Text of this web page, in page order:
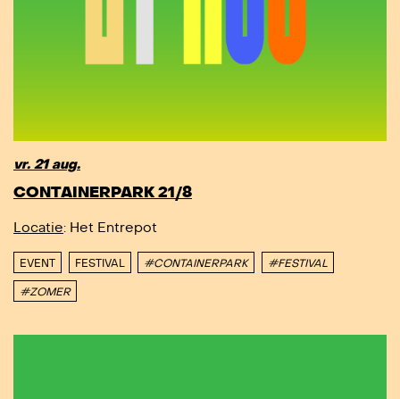
vr. 21 aug.
CONTAINERPARK 21/8
Locatie: Het Entrepot
EVENT FESTIVAL #CONTAINERPARK #FESTIVAL
#ZOMER